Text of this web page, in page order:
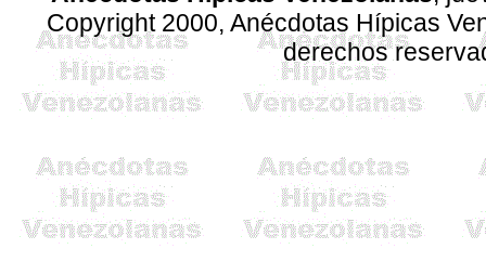
Copyright 2000, Anécdotas Hípicas
derechos